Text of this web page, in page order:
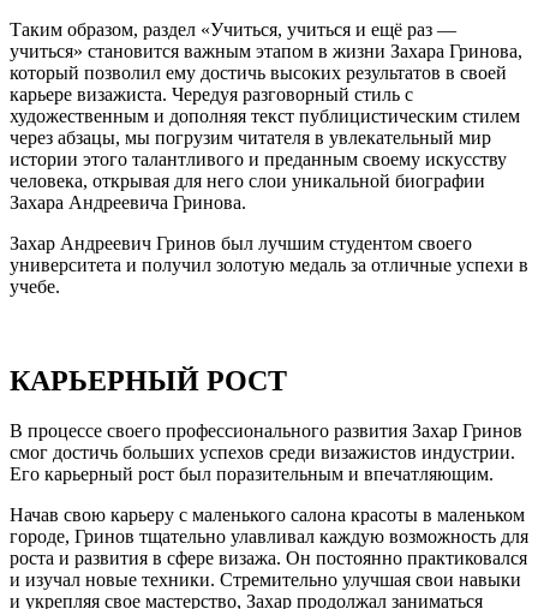
Таким образом, раздел «Учиться, учиться и ещё раз —
учиться» становится важным этапом в жизни Захара Гринова,
который позволил ему достичь высоких результатов в своей
карьере визажиста. Чередуя разговорный стиль с
художественным и дополняя текст публицистическим стилем
через абзацы, мы погрузим читателя в увлекательный мир
истории этого талантливого и преданным своему искусству
человека, открывая для него слои уникальной биографии
Захара Андреевича Гринова.
Захар Андреевич Гринов был лучшим студентом своего
университета и получил золотую медаль за отличные успехи в
учебе.
КАРЬЕРНЫЙ РОСТ
В процессе своего профессионального развития Захар Гринов
смог достичь больших успехов среди визажистов индустрии.
Его карьерный рост был поразительным и впечатляющим.
Начав свою карьеру с маленького салона красоты в маленьком
городе, Гринов тщательно улавливал каждую возможность для
роста и развития в сфере визажа. Он постоянно практиковался
и изучал новые техники. Стремительно улучшая свои навыки
и укрепляя свое мастерство, Захар продолжал заниматься